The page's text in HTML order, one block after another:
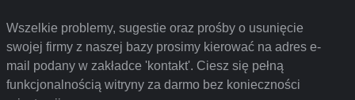
Wszelkie problemy, sugestie oraz prośby o usunięcie
swojej firmy z naszej bazy prosimy kierować na adres e-
mail podany w zakładce 'kontakt'. Ciesz się pełną
funkcjonalnością witryny za darmo bez konieczności